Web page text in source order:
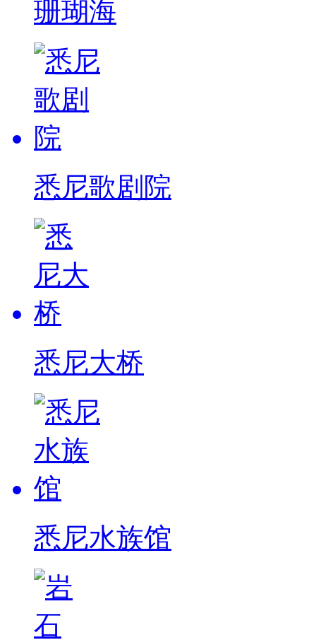
珊瑚海
悉尼歌剧院
悉尼大桥
悉尼水族馆